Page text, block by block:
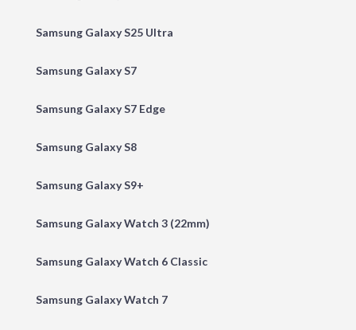
Samsung Galaxy S25 Ultra
Samsung Galaxy S7
Samsung Galaxy S7 Edge
Samsung Galaxy S8
Samsung Galaxy S9+
Samsung Galaxy Watch 3 (22mm)
Samsung Galaxy Watch 6 Classic
Samsung Galaxy Watch 7